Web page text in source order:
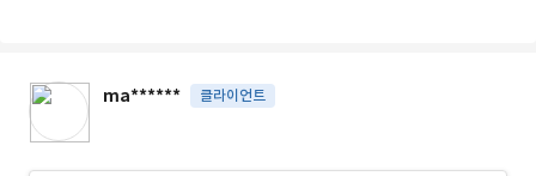
ma****** 클라이언트